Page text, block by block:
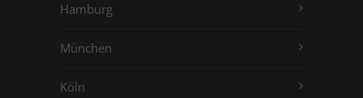
Hamburg
München
Köln